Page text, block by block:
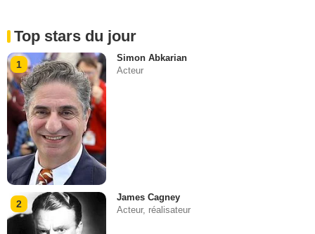
Top stars du jour
1
Simon Abkarian
Acteur
2
James Cagney
Acteur, réalisateur